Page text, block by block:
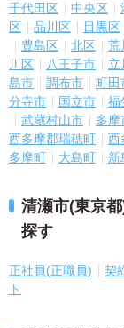
千代田区 中央区
区
品川区 目黒区
豊島区
北区 荒
川区
八王子市 立
島市
調布市 町田
分寺市
国立市 福
武蔵村山市
多摩
西多摩郡瑞穂町
西
多摩町
大島町 新
清瀬市(東京
探す
正社員(正職員) 契
ト